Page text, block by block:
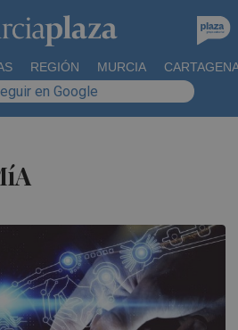
REGIÓN MURCIA
en Google